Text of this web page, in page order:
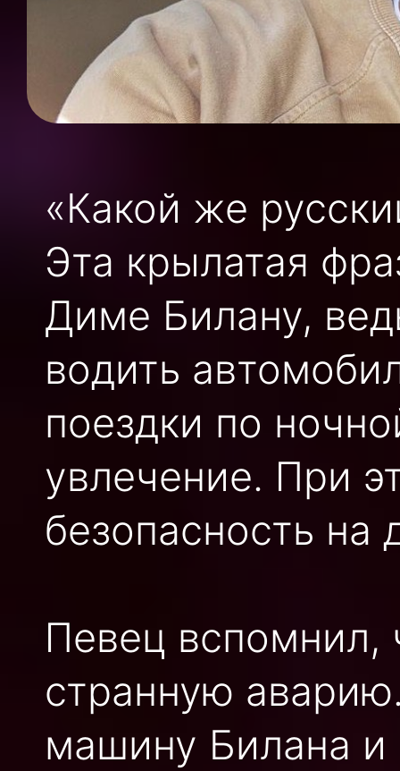
«Какой же
Эта крылатая
Диме Билану,
водить
поездки по
увлечение. При
безопасность на
Певец вспомнил,
странную
машину Билана и